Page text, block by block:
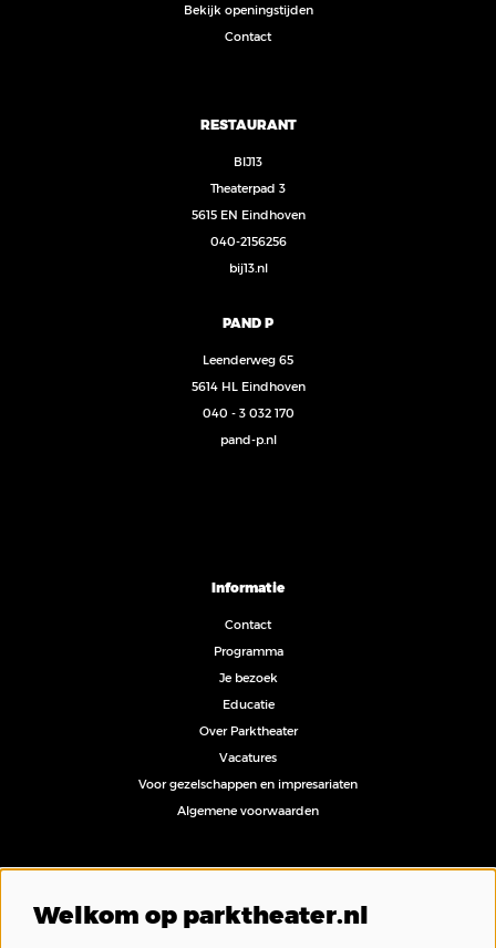
Bekijk openingstijden
Contact
RESTAURANT
BIJ13
Theaterpad 3
5615 EN Eindhoven
040-2156256
bij13.nl
PAND P
Leenderweg 65
5614 HL Eindhoven
040 - 3 032 170
pand-p.nl
Informatie
Contact
Programma
Je bezoek
Educatie
Over Parktheater
Vacatures
Voor gezelschappen en impresariaten
Algemene voorwaarden
Welkom op parktheater.nl